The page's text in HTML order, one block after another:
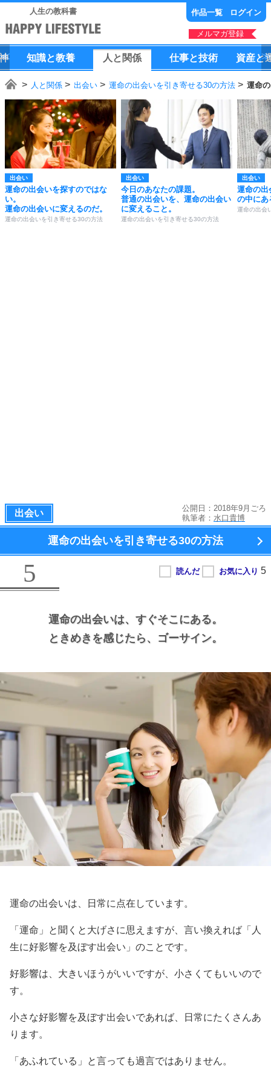
人生の教科書 作品一覧 ログイン
メルマガ登録
知識と教養 人 と 関係 仕事と技術 資産と
人と関係 出会い 運命の出会いを引き寄せる30の方法 運命
出会い
運命の出会いを探すのではな
い。
運命の出会いに変えるのだ。
運命の出会いを引き寄せる30の方法
出会い
今日のあなたの課題。
普通の出会いを、運命の出会い
に変えること。
運命の出会いを引き寄せる30の方法
出会い
運命の出
の中にあ
運命の出会
出会い
公開日：2018年9月ごろ
執筆者： 水口貴博
運命の出会いを引き寄せる30の方法
5
運命の出会いは、 すぐそこにある。
ときめきを感じたら、 ゴーサイン。
運命の出会いは、日常に点在しています。
「運命」と聞くと大げさに思えますが、言い換えれば「人
生に好影響を及ぼす出会い」のことです。
好影響は、大きいほうがいいですが、小さくてもいいので
す。
小さな好影響を及ぼす出会いであれば、日常にたくさんあ
ります。
「あふれている」と言っても過言ではありません。